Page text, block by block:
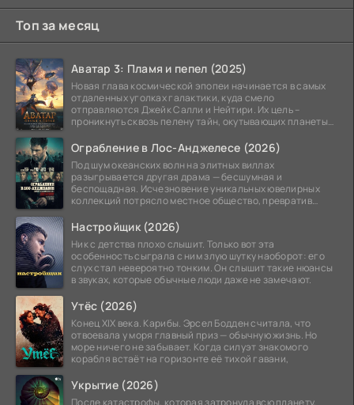
Топ за месяц
Аватар 3: Пламя и пепел (2025)
Новая глава космической эпопеи начинается в самых
отдаленных уголках галактики, куда смело
отправляются Джейк Салли и Нейтири. Их цель –
проникнуть сквозь пелену тайн, окутывающих планеты
Ограбление в Лос-Анджелесе (2026)
Под шум океанских волн на элитных виллах
разыгрывается другая драма — бесшумная и
беспощадная. Исчезновение уникальных ювелирных
коллекций потрясло местное общество, превратив
Настройщик (2026)
Ник с детства плохо слышит. Только вот эта
особенность сыграла с ним злую шутку наоборот: его
слух стал невероятно тонким. Он слышит такие нюансы
в звуках, которые обычные люди даже не замечают.
Утёс (2026)
Конец XIX века. Карибы. Эрсел Бодден считала, что
отвоевала у моря главный приз — обычную жизнь. Но
море ничего не забывает. Когда силуэт знакомого
корабля встаёт на горизонте её тихой гавани,
Укрытие (2026)
После катастрофы, которая затронула всю планету,